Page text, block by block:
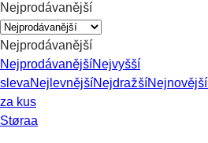
Nejprodávanější
Nejprodávanější
NejprodávanějšíNejvyšší
slevaNejlevnějšíNejdražšíNejnovější
za kus
Støraa